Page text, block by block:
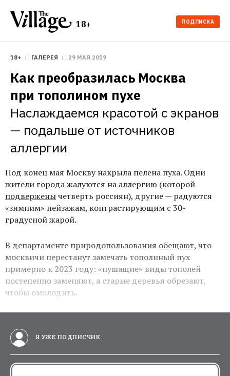
18+ ПОДПИСКА
18+ ГАЛЕРЕЯ 29 МАЯ 2019
Как преобразилась Москва
при тополином пухе
Наслаждаемся красотой с экранов
— подальше от источников
аллергии
Под конец мая Москву накрыла пелена пуха. Одни
жители города жалуются на аллергию (которой
подверженычетверть россиян), другие — радуются
«зимним» пейзажам, контрастирующим с 30-
градусной жарой.
В департаменте природопользования обещают, что
москвичи перестанут замечать тополиный пух
примерно к 2023 году: «пушащие» виды тополей
постепенно заменяют, а старые деревья обрезают,
чтобы омолодить.
Я УЖЕ ПОДПИСЧИК